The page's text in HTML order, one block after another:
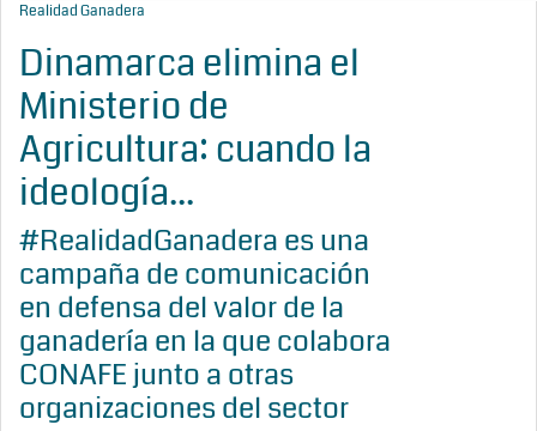
Realidad Ganadera
Dinamarca elimina el
Ministerio de
Agricultura: cuando la
ideología...
#RealidadGanadera es una
campaña de comunicación
en defensa del valor de la
ganadería en la que colabora
CONAFE junto a otras
organizaciones del sector